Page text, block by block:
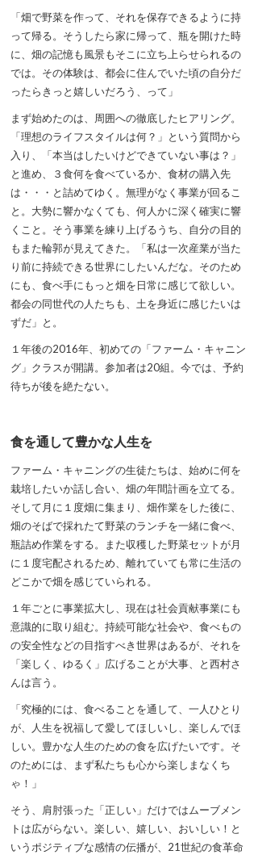
「畑で野菜を作って、それを保存できるように持
って帰る。そうしたら家に帰って、瓶を開けた時
に、畑の記憶も風景もそこに立ち上らせられるの
では。その体験は、都会に住んでいた頃の自分だ
ったらきっと嬉しいだろう、って」
まず始めたのは、周囲への徹底したヒアリング。
「理想のライフスタイルは何？」という質問から
入り、「本当はしたいけどできていない事は？」
と進め、３食何を食べているか、食材の購入先
は・・・と詰めてゆく。無理がなく事業が回るこ
と。大勢に響かなくても、何人かに深く確実に響
くこと。そう事業を練り上げるうち、自分の目的
もまた輪郭が見えてきた。「私は一次産業が当た
り前に持続できる世界にしたいんだな。そのため
にも、食べ手にもっと畑を日常に感じて欲しい。
都会の同世代の人たちも、土を身近に感じたいは
ずだ」と。
１年後の2016年、初めての「ファーム・キャニン
グ」クラスが開講。参加者は20組。今では、予約
待ちが後を絶たない。
食を通して豊かな人生を
ファーム・キャニングの生徒たちは、始めに何を
栽培したいか話し合い、畑の年間計画を立てる。
そして月に１度畑に集まり、畑作業をした後に、
畑のそばで採れたて野菜のランチを一緒に食べ、
瓶詰め作業をする。また収穫した野菜セットが月
に１度宅配されるため、離れていても常に生活の
どこかで畑を感じていられる。
１年ごとに事業拡大し、現在は社会貢献事業にも
意識的に取り組む。持続可能な社会や、食べもの
の安全性などの目指すべき世界はあるが、それを
「楽しく、ゆるく」広げることが大事、と西村さ
んは言う。
「究極的には、食べることを通して、一人ひとり
が、人生を祝福して愛してほしいし、楽しんでほ
しい。豊かな人生のための食を広げたいです。そ
のためには、まず私たちも心から楽しまなくち
ゃ！」
そう、肩肘張った「正しい」だけではムーブメン
トは広がらない。楽しい、嬉しい、おいしい！と
いうポジティブな感情の伝播が、21世紀の食革命